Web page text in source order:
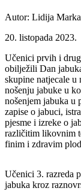
Autor: Lidija
20. listopada 2023.
Učenici prvih i
obilježili Dan
skupine natjecale u
nošenju jabuke u
nošenjem jabuka u
zapise o jabuci,
pjesme i izreke o
različitim likovnim
finim i zdravim
Učenici 3. razreda
jabuka kroz